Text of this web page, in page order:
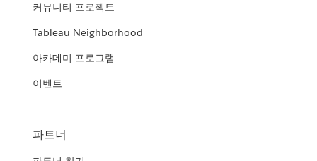
커뮤니티 프로젝트
Tableau Neighborhood
아카데미 프로그램
이벤트
파트너